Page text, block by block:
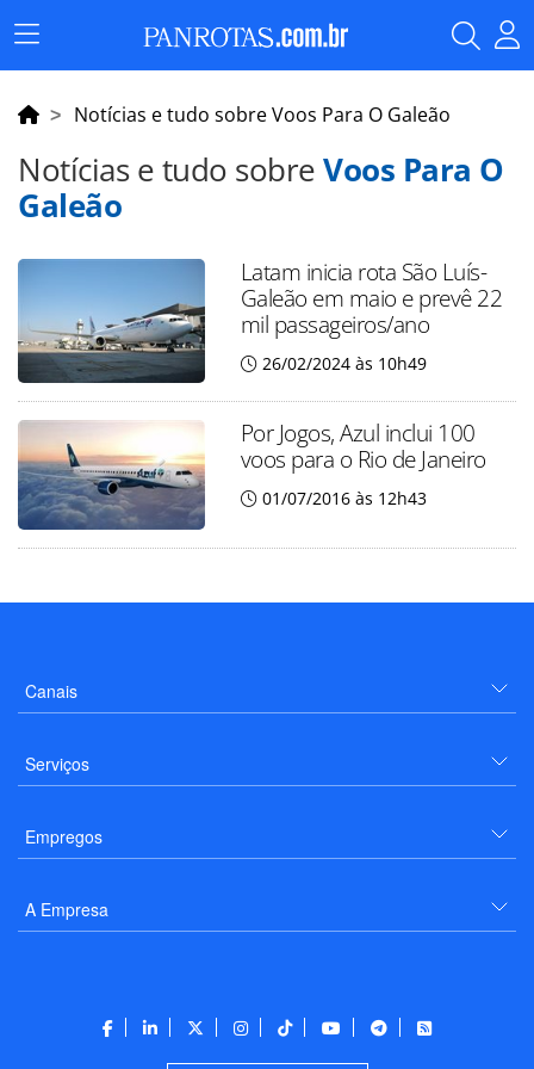
Menu
Principal
Notícias e tudo sobre Voos Para O Galeão
Notícias e tudo sobreVoos Para O
Galeão
Latam inicia rota São Luís-
Galeão em maio e prevê 22
mil passageiros/ano
26/02/2024 às 10h49
Por Jogos, Azul inclui 100
voos para o Rio de Janeiro
01/07/2016 às 12h43
Canais
Serviços
Empregos
A Empresa